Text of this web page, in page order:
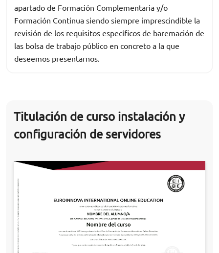
apartado de Formación Complementaria y/o
Formación Continua siendo siempre imprescindible la
revisión de los requisitos específicos de baremación de
las bolsa de trabajo público en concreto a la que
deseemos presentarnos.
Titulación de curso instalación y
configuración de servidores